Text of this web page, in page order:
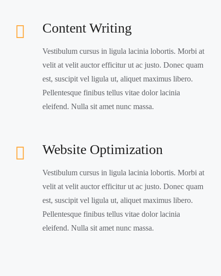
Content Writing
Vestibulum cursus in ligula lacinia lobortis. Morbi at
velit at velit auctor efficitur ut ac justo. Donec quam
est, suscipit vel ligula ut, aliquet maximus libero.
Pellentesque finibus tellus vitae dolor lacinia
eleifend. Nulla sit amet nunc massa.
Website Optimization
Vestibulum cursus in ligula lacinia lobortis. Morbi at
velit at velit auctor efficitur ut ac justo. Donec quam
est, suscipit vel ligula ut, aliquet maximus libero.
Pellentesque finibus tellus vitae dolor lacinia
eleifend. Nulla sit amet nunc massa.